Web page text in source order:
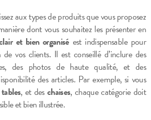
aux types de produits que vous proposez
dont vous souhaitez les présenter en
et bien organiséest indispensable pour
vos clients. Il est conseillé d’inclure des
des photos de haute qualité, et des
des articles. Par exemple, si vous
tables, et deschaises, chaque catégorie doit
et bien illustrée.